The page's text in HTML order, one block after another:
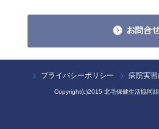
プライバシーポリシー 病院実
Copyright(c)2015 北毛保健生活協同